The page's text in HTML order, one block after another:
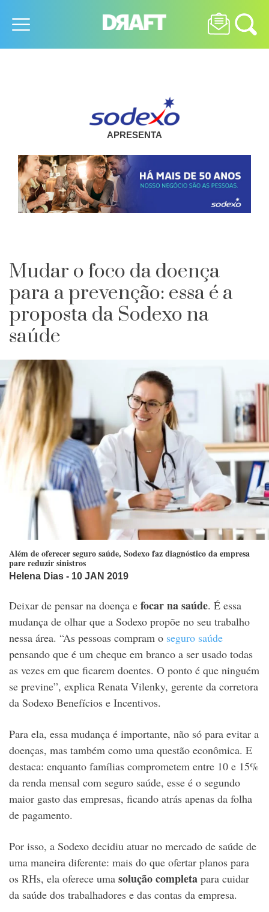
APRESENTA
Mudar o foco da doença
para a prevenção: essa é a
proposta da Sodexo na
saúde
Além de oferecer seguro saúde, Sodexo faz diagnóstico da empresa
pare reduzir sinistros
Helena Dias - 10 JAN 2019
Deixar de pensar na doença e focar na saúde. É essa
mudança de olhar que a Sodexo propõe no seu trabalho
nessa área. “As pessoas compram o seguro saúde
pensando que é um cheque em branco a ser usado todas
as vezes em que ficarem doentes. O ponto é que ninguém
se previne”, explica Renata Vilenky, gerente da corretora
da Sodexo Benefícios e Incentivos.
Para ela, essa mudança é importante, não só para evitar a
doenças, mas também como uma questão econômica. E
destaca: enquanto famílias comprometem entre 10 e 15%
da renda mensal com seguro saúde, esse é o segundo
maior gasto das empresas, ficando atrás apenas da folha
de pagamento.
Por isso, a Sodexo decidiu atuar no mercado de saúde de
uma maneira diferente: mais do que ofertar planos para
os RHs, ela oferece uma solução completa para cuidar
da saúde dos trabalhadores e das contas da empresa.